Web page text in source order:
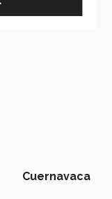
Cuernavaca